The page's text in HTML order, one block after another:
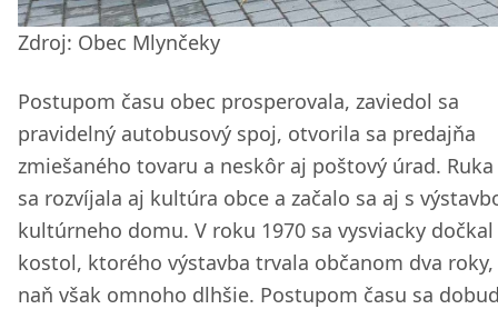
Zdroj: Obec Mlynčeky
Postupom času obec prosperovala, zaviedol sa
pravidelný autobusový spoj, otvorila sa predajňa
zmiešaného tovaru a neskôr aj poštový úrad.
sa rozvíjala aj kultúra obce a začalo sa aj s
kultúrneho domu. V roku 1970 sa vysviacky dočkal
kostol, ktorého výstavba trvala občanom dva
naň však omnoho dlhšie. Postupom času sa